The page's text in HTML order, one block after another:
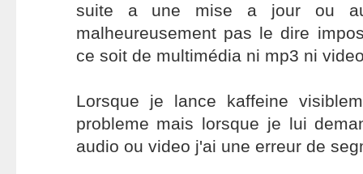
suite a une mise a jour ou
malheureusement pas le dire
ce soit de multimédia ni mp3 ni
Lorsque je lance kaffeine
probleme mais lorsque je lui
audio ou video j'ai une erreur de